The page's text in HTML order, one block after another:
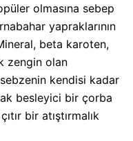
olmasına sebep
yapraklarının
beta karoten,
zengin olan
kendisi kadar
besleyici bir çorba
bir atıştırmalık